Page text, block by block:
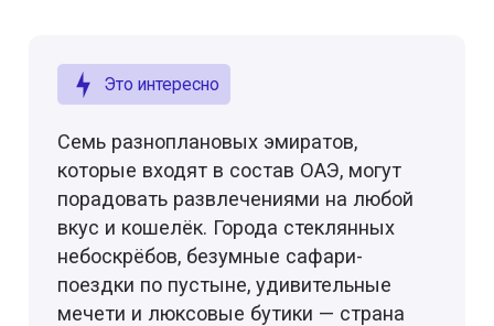
Это интересно
Семь разноплановых эмиратов,
которые входят в состав ОАЭ, могут
порадовать развлечениями на любой
вкус и кошелёк. Города стеклянных
небоскрёбов, безумные сафари-
поездки по пустыне, удивительные
мечети и люксовые бутики — страна